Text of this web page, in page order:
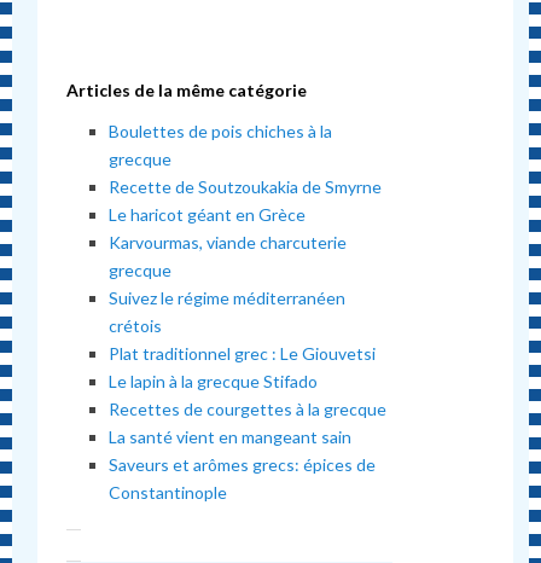
Articles de la même catégorie
Boulettes de pois chiches à la
grecque
Recette de Soutzoukakia de Smyrne
Le haricot géant en Grèce
Karvourmas, viande charcuterie
grecque
Suivez le régime méditerranéen
crétois
Plat traditionnel grec : Le Giouvetsi
Le lapin à la grecque Stifado
Recettes de courgettes à la grecque
La santé vient en mangeant sain
Saveurs et arômes grecs: épices de
Constantinople